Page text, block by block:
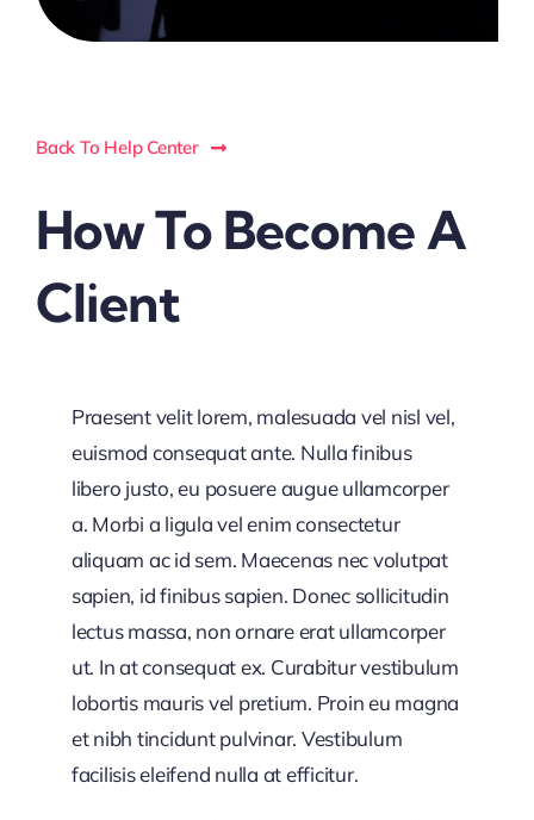
Back To Help Center
How To Become A
Client
Praesent velit lorem, malesuada vel nisl vel,
euismod consequat ante. Nulla finibus
libero justo, eu posuere augue ullamcorper
a. Morbi a ligula vel enim consectetur
aliquam ac id sem. Maecenas nec volutpat
sapien, id finibus sapien. Donec sollicitudin
lectus massa, non ornare erat ullamcorper
ut. In at consequat ex. Curabitur vestibulum
lobortis mauris vel pretium. Proin eu magna
et nibh tincidunt pulvinar. Vestibulum
facilisis eleifend nulla at efficitur.